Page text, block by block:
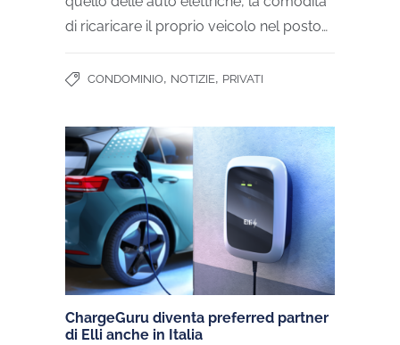
di ricaricare il proprio veicolo nel posto…
CONDOMINIO, NOTIZIE, PRIVATI
ChargeGuru diventa preferred partner
di Elli anche in Italia